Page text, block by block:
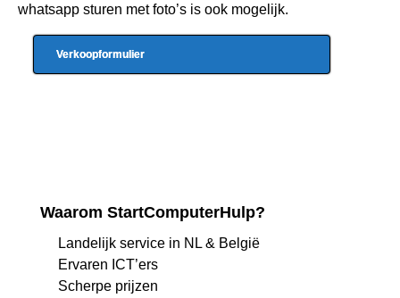
whatsapp sturen met foto’s is ook mogelijk.
Verkoopformulier
Waarom StartComputerHulp?
Landelijk service in NL & België
Ervaren ICT’ers
Scherpe prijzen